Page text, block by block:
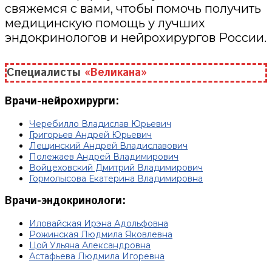
свяжемся с вами, чтобы помочь получить
медицинскую помощь у лучших
эндокринологов и нейрохирургов России.
Специалисты «Великана»
Врачи-нейрохирурги:
Черебилло Владислав Юрьевич
Григорьев Андрей Юрьевич
Лещинский Андрей Владиславович
Полежаев Андрей Владимирович
Войцеховский Дмитрий Владимирович
Гормолысова Екатерина Владимировна
Врачи-эндокринологи:
Иловайская Ирэна Адольфовна
Рожинская Людмила Яковлевна
Цой Ульяна Александровна
Астафьева Людмила Игоревна